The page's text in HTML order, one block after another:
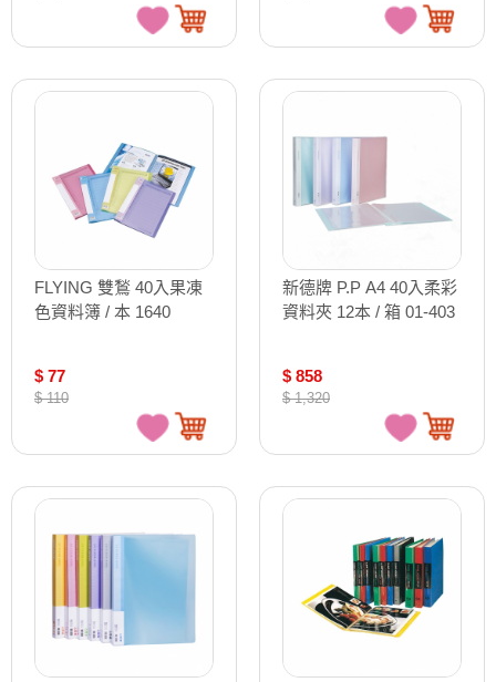
FLYING 雙鶖 40入果凍
色資料簿 / 本 1640
$ 77
$ 110
新德牌 P.P A4 40入柔彩
資料夾 12本 / 箱 01-403
$ 858
$ 1,320